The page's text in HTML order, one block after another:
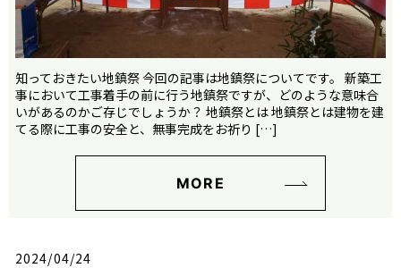
知っておきたい地鎮祭 今回の記事は地鎮祭についてです。 新築工
事において工事着手の前に行う地鎮祭ですが、どのような意味合
いがあるのかご存じでしょうか？ 地鎮祭とは 地鎮祭とは建物を建
てる際に工事の安全と、無事完成をお祈り […]
MORE
2024/04/24